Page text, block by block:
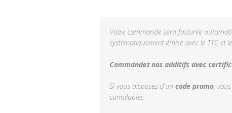
Votre commande sera facturée
systématiquement émise avec le TTC et
Commandez nos additifs avec
Si vous disposez d'un code promo,
cumulables.